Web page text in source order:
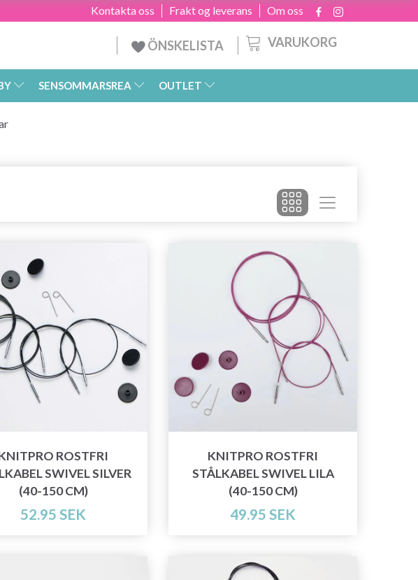
Om oss
Frakt og leverans
Kontakta oss
VARUKORG
ÖNSKELISTA
SENSOMMARSREA OUTLET
ROSTFRI
SWIVEL SILVER
(40-150 CM)
52.95 SEK
KNITPRO ROSTFRI
STÅLKABEL SWIVEL LILA
(40-150 CM)
49.95 SEK